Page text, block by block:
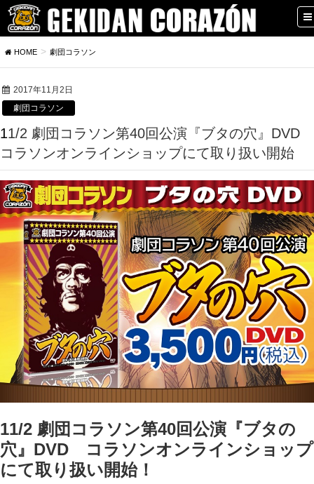
HOME 劇団コラソン
2017年11月2日
劇団コラソン
11/2 劇団コラソン第40回公演『ブタの穴』DVD
コラソンオンラインショップにて取り扱い開始
11/2 劇団コラソン第40回公演『ブタの
穴』DVD コラソンオンラインショップ
にて取り扱い開始！